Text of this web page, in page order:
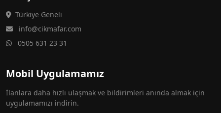
Türkiye Geneli
info@cikmafar.com
0505 631 23 31
Mobil Uygulamamız
İlanlara daha hızlı ulaşmak ve bildirimleri anında almak için
uygulamamızı indirin.